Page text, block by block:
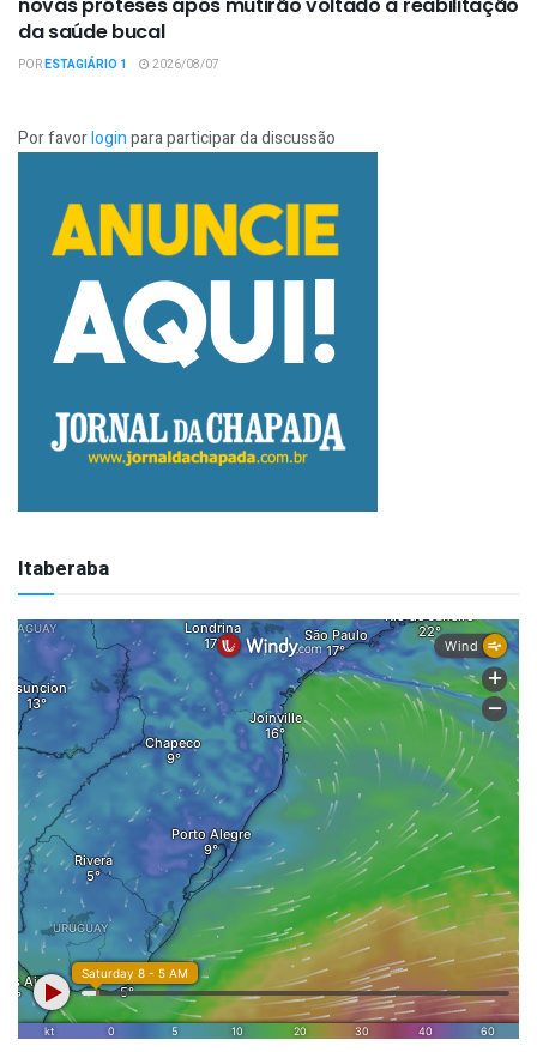
da saúde bucal
PORESTAGIÁRIO 1 2026/08/07
Por favorloginpara participar da discussão
Itaberaba